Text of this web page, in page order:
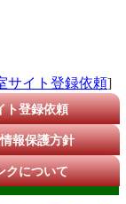
サイト登録依頼]
ト登録依頼
報保護方針
クについて